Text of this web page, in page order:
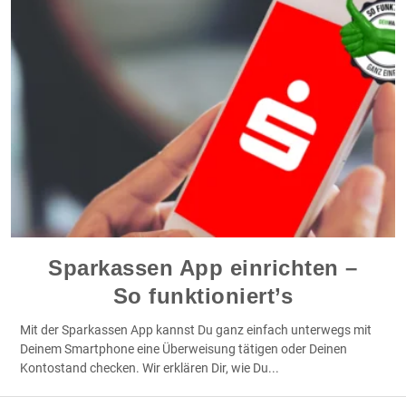
Sparkassen App einrichten –
So funktioniert’s
Mit der Sparkassen App kannst Du ganz einfach unterwegs mit
Deinem Smartphone eine Überweisung tätigen oder Deinen
Kontostand checken. Wir erklären Dir, wie Du...